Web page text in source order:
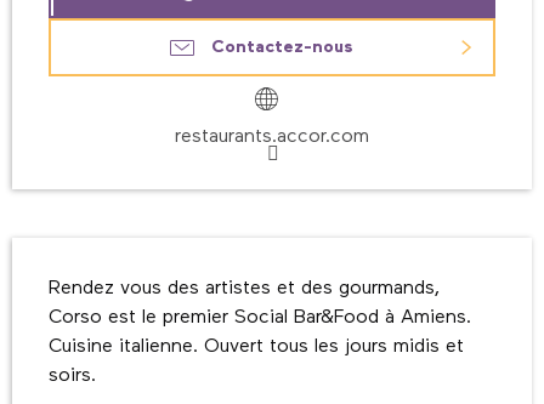
Contactez-nous
restaurants.accor.com
Rendez vous des artistes et des gourmands,
Corso est le premier Social Bar&Food à Amiens.
Cuisine italienne. Ouvert tous les jours midis et
soirs.